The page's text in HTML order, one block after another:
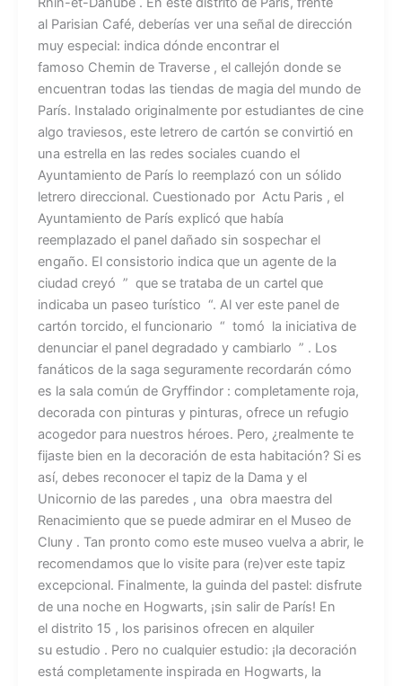
al Parisian Café, deberías ver una señal de dirección
muy especial: indica dónde encontrar el
famoso Chemin de Traverse , el callejón donde se
encuentran todas las tiendas de magia del mundo de
París. Instalado originalmente por estudiantes de cine
algo traviesos, este letrero de cartón se convirtió en
una estrella en las redes sociales cuando el
Ayuntamiento de París lo reemplazó con un sólido
letrero direccional. Cuestionado por Actu Paris , el
Ayuntamiento de París explicó que había
reemplazado el panel dañado sin sospechar el
engaño. El consistorio indica que un agente de la
ciudad creyó ” que se trataba de un cartel que
indicaba un paseo turístico “. Al ver este panel de
cartón torcido, el funcionario “ tomó la iniciativa de
denunciar el panel degradado y cambiarlo ” . Los
fanáticos de la saga seguramente recordarán cómo
es la sala común de Gryffindor : completamente roja,
decorada con pinturas y pinturas, ofrece un refugio
acogedor para nuestros héroes. Pero, ¿realmente te
fijaste bien en la decoración de esta habitación? Si es
así, debes reconocer el tapiz de la Dama y el
Unicornio de las paredes , una obra maestra del
Renacimiento que se puede admirar en el Museo de
Cluny . Tan pronto como este museo vuelva a abrir, le
recomendamos que lo visite para (re)ver este tapiz
excepcional. Finalmente, la guinda del pastel: disfrute
de una noche en Hogwarts, ¡sin salir de París! En
el distrito 15 , los parisinos ofrecen en alquiler
su estudio . Pero no cualquier estudio: ¡la decoración
está completamente inspirada en Hogwarts, la